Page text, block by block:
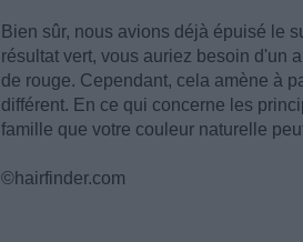
Bien sûr, nous avions déjà épuisé le
résultat vert, vous auriez besoin d'un
de rouge. Cependant, cela amène à
différent. En ce qui concerne les
famille que votre couleur naturelle
©hairfinder.com